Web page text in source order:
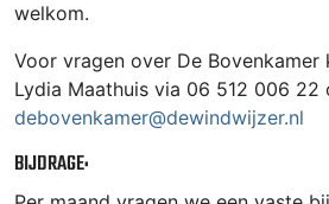
welkom.
Voor vragen over De Bovenkamer
Lydia Maathuis via 06 512 006 22
debovenkamer@dewindwijzer.nl
BIJDRAGE: